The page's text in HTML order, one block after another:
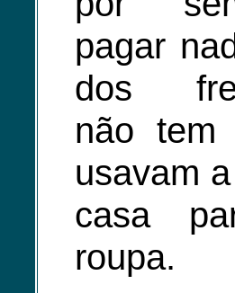
pagar
dos
não tem
usavam
casa
roupa.